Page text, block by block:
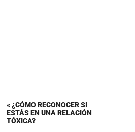
« ¿CÓMO RECONOCER SI
ESTÁS EN UNA RELACIÓN
TÓXICA?